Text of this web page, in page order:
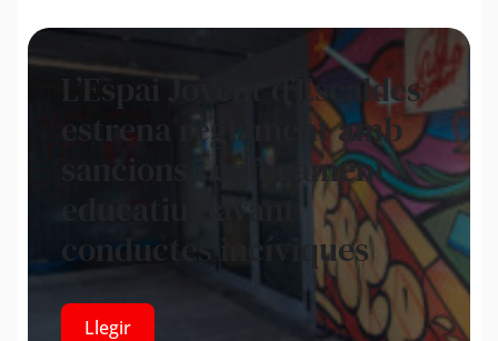
L’Espai Jovent d’Escaldes
estrena reglament amb
sancions i enfocament
educatiu davant
conductes incíviques
Llegir